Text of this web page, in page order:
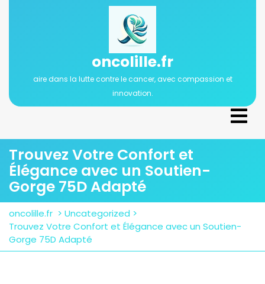
oncolille.fr
aire dans la lutte contre le cancer, avec compassion et
innovation.
Trouvez Votre Confort et
Élégance avec un Soutien-
Gorge 75D Adapté
oncolille.fr > Uncategorized >
Trouvez Votre Confort et Élégance avec un Soutien-
Gorge 75D Adapté